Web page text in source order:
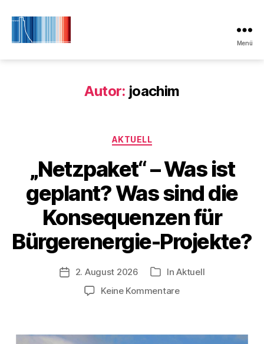
Klimaschutz
Menü
Autor: joachim
Kategorien
AKTUELL
„Netzpaket“ – Was ist
geplant? Was sind die
Konsequenzen für
Bürgerenergie-Projekte?
Veröffentlichungsdatum
2. August 2026 Kategorien
InAktuell
Keine Kommentarezu